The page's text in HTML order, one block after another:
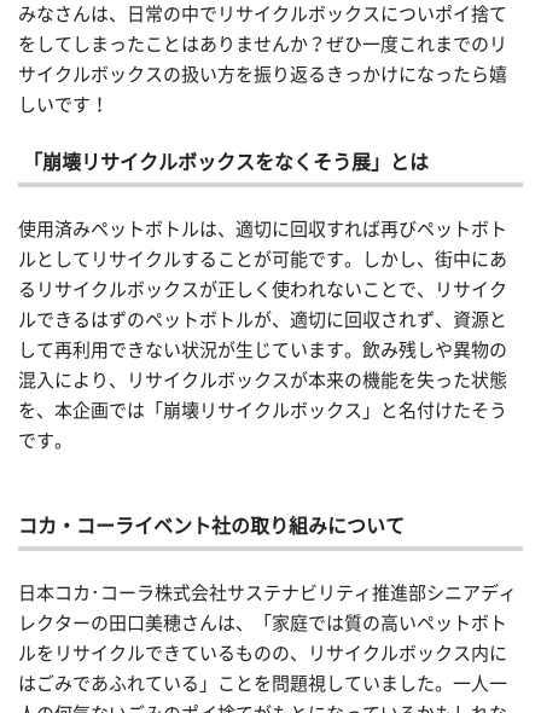
みなさんは、日常の中でリサイクルボックスについポイ捨て
をしてしまったことはありませんか？ぜひ一度これまでのリ
サイクルボックスの扱い方を振り返るきっかけになったら嬉
しいです！
「崩壊リサイクルボックスをなくそう展」とは
使用済みペットボトルは、適切に回収すれば再びペットボト
ルとしてリサイクルすることが可能です。しかし、街中にあ
るリサイクルボックスが正しく使われないことで、リサイク
ルできるはずのペットボトルが、適切に回収されず、資源と
して再利用できない状況が生じています。飲み残しや異物の
混入により、リサイクルボックスが本来の機能を失った状態
を、本企画では「崩壊リサイクルボックス」と名付けたそう
です。
コカ・コーライベント社の取り組みについて
日本コカ･コーラ株式会社サステナビリティ推進部シニアディ
レクターの田口美穂さんは、「家庭では質の高いペットボト
ルをリサイクルできているものの、リサイクルボックス内に
はごみであふれている」ことを問題視していました。一人一